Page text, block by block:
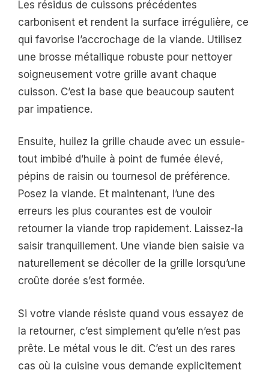
Les résidus de cuissons précédentes
carbonisent et rendent la surface irrégulière, ce
qui favorise l’accrochage de la viande. Utilisez
une brosse métallique robuste pour nettoyer
soigneusement votre grille avant chaque
cuisson. C’est la base que beaucoup sautent
par impatience.
Ensuite, huilez la grille chaude avec un essuie-
tout imbibé d’huile à point de fumée élevé,
pépins de raisin ou tournesol de préférence.
Posez la viande. Et maintenant, l’une des
erreurs les plus courantes est de vouloir
retourner la viande trop rapidement. Laissez-la
saisir tranquillement. Une viande bien saisie va
naturellement se décoller de la grille lorsqu’une
croûte dorée s’est formée.
Si votre viande résiste quand vous essayez de
la retourner, c’est simplement qu’elle n’est pas
prête. Le métal vous le dit. C’est un des rares
cas où la cuisine vous demande explicitement